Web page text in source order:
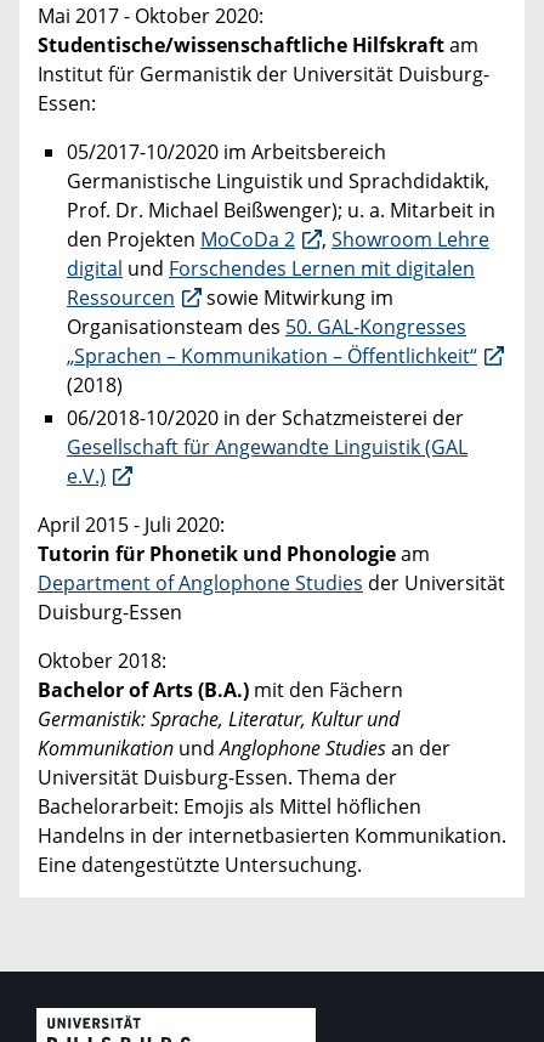
Mai 2017 - Oktober 2020:
Studentische/wissenschaftliche Hilfskraftam
Institut für Germanistik der Universität Duisburg-
Essen:
05/2017-10/2020 im Arbeitsbereich
Germanistische Linguistik und Sprachdidaktik,
Prof. Dr. Michael Beißwenger); u. a. Mitarbeit in
den Projekten MoCoDa 2 , Showroom Lehre
digital und Forschendes Lernen mit digitalen
Ressourcen
sowie Mitwirkung im
Organisationsteam des 50. GAL-Kongresses
„Sprachen – Kommunikation – Öffentlichkeit“
(2018)
06/2018-10/2020 in der Schatzmeisterei der
Gesellschaft für Angewandte Linguistik (GAL
e.V.)
April 2015 - Juli 2020:
Tutorin für Phonetik und Phonologieam
Department of Anglophone Studies der Universität
Duisburg-Essen
Oktober 2018:
Bachelor of Arts (B.A.) mit den Fächern
Germanistik: Sprache, Literatur, Kultur und
Kommunikation undAnglophone Studiesan der
Universität Duisburg-Essen. Thema der
Bachelorarbeit: Emojis als Mittel höflichen
Handelns in der internetbasierten Kommunikation.
Eine datengestützte Untersuchung.